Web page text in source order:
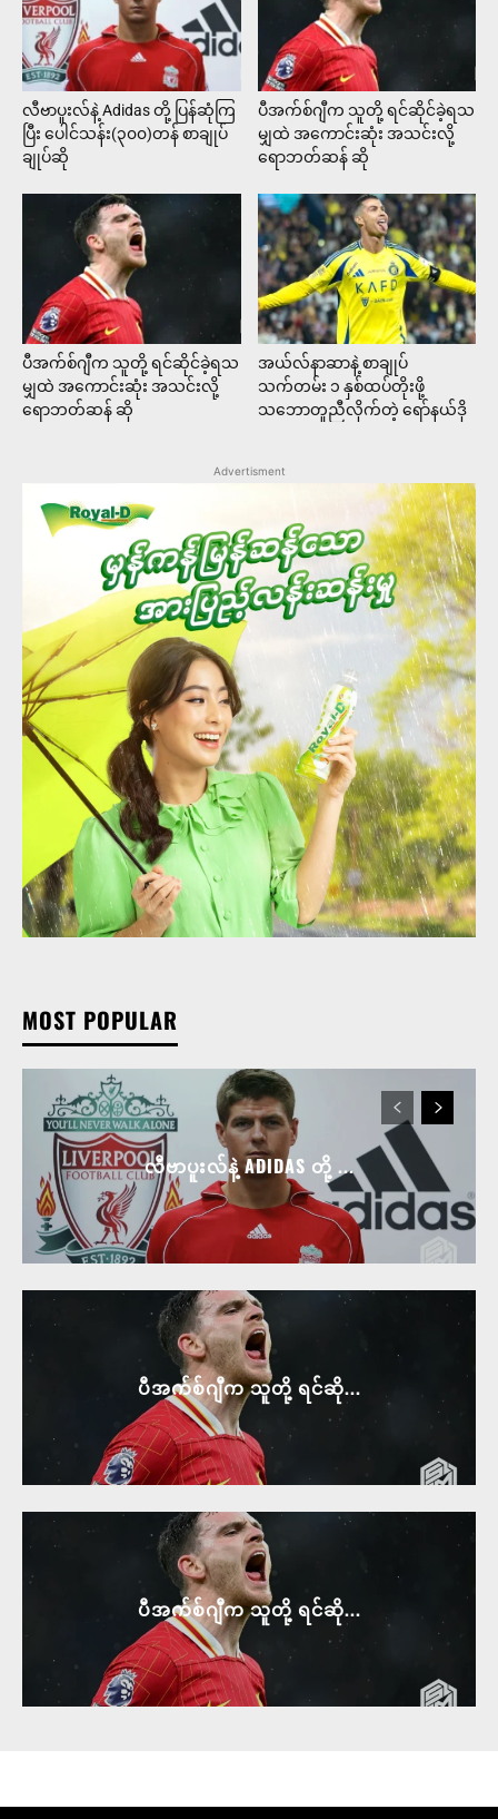
လီဗာပူးလ်နဲ့ Adidas တို့ ပြန်ဆုံကြ
ပြီး ပေါင်သန်း(၃၀၀)တန် စာချုပ်
ချုပ်ဆို
ပီအက်စ်ဂျီက သူတို့ ရင်ဆိုင်ခဲ့ရသ
မျှထဲ အကောင်းဆုံး အသင်းလို့
ရောဘတ်ဆန် ဆို
ပီအက်စ်ဂျီက သူတို့ ရင်ဆိုင်ခဲ့ရသ
မျှထဲ အကောင်းဆုံး အသင်းလို့
ရောဘတ်ဆန် ဆို
အယ်လ်နာဆာနဲ့ စာချုပ်
သက်တမ်း ၁ နှစ်ထပ်တိုးဖို့
သဘောတူညီလိုက်တဲ့ ရော်နယ်ဒို
Advertisment
MOST POPULAR
လီဗာပူးလ်နဲ့ ADIDAS တို့ ...
ပီအက်စ်ဂျီက သူတို့ ရင်ဆို...
ပီအက်စ်ဂျီက သူတို့ ရင်ဆို...